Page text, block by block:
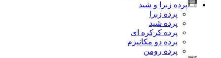
پرده زبرا و شید
پرده زبرا
پرده شید
پرده کرکره ای
پرده دو مکانیزم
پرده رومن